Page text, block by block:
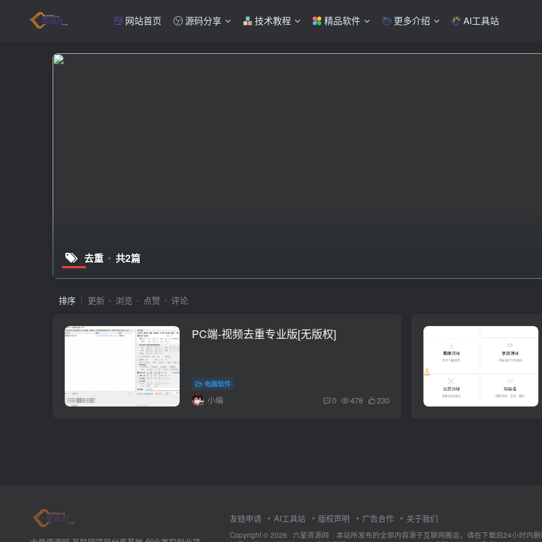
网站首页 源码分享 技术教程 精品软件 更多介绍 AI工具站
去重 共2篇
排序 更新 浏览 点赞 评论
PC端-视频去重专业版[无版权]
电脑软件
小编 0 478 230
友链申请 AI工具站 版权声明 广告合作 关于我们
Copyright © 2026 · 六星资源网 · 本站所发布的全部内容源于互联网搬运，请在下载后24小时内